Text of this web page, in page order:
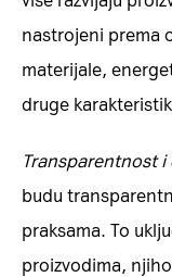
nastrojeni prema
materijale,
druge
Transparentnost i
budu
praksama. To
proizvodima,